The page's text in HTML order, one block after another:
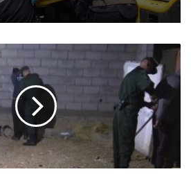
الدرك
الوطني
بسطيف
يحبط
عملية